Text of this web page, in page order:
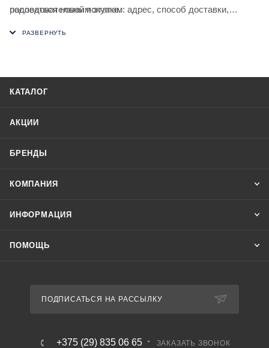
радоваться новой покупке.
последовательным этапам: адрес, способ доставки,
КАТАЛОГ
АКЦИИ
БРЕНДЫ
КОМПАНИЯ
ИНФОРМАЦИЯ
ПОМОЩЬ
ПОДПИСАТЬСЯ НА РАССЫЛКУ
+375 (29) 835 06 65 ЗАКАЗАТЬ ЗВОНОК